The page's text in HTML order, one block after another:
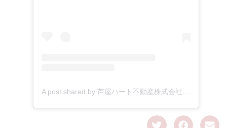
A post shared by 芦屋ハート不動産株式会社 (@ashiyaheart)